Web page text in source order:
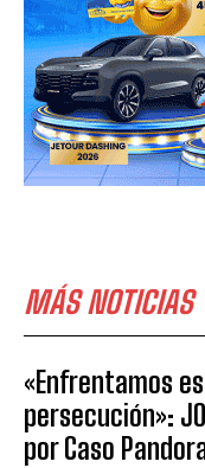
MÁS NOTICIAS
«Enfrentamos
persecución»:
por Caso Pandora